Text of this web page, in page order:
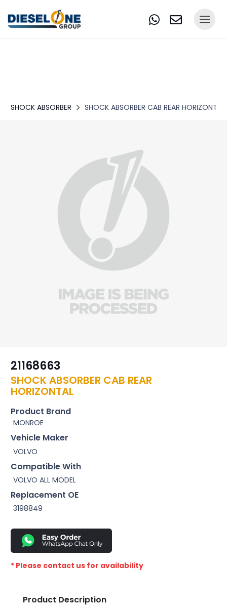
SHOCK ABSORBER SHOCK ABSORBER CAB REAR HORIZONTAL
21168663
SHOCK ABSORBER CAB REAR
HORIZONTAL
Product Brand
MONROE
Vehicle Maker
VOLVO
Compatible With
VOLVO ALL MODEL
Replacement OE
3198849
* Please contact us for availability
Product Description